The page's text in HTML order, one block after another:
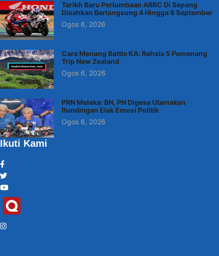
Tarikh Baru Perlumbaan ARRC Di Sepang
Disahkan Berlangsung 4 Hingga 6 September
Ogos 6, 2026
Cara Menang Battle KA: Rahsia 5 Pemenang
Trip New Zealand
Ogos 6, 2026
PRN Melaka: BN, PN Digesa Utamakan
Rundingan Elak Emosi Politik
Ogos 6, 2026
Ikuti Kami